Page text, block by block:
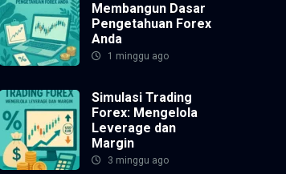
Membangun Dasar
Pengetahuan Forex
Anda
1 minggu ago
Simulasi Trading
Forex: Mengelola
Leverage dan
Margin
3 minggu ago